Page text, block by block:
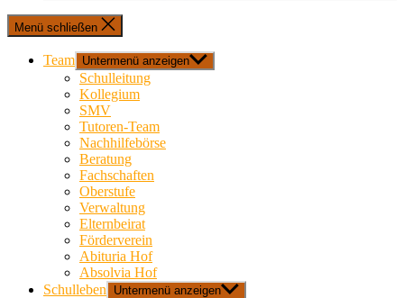
Menü schließen
Team Untermenü anzeigen
Schulleitung
Kollegium
SMV
Tutoren-Team
Nachhilfebörse
Beratung
Fachschaften
Oberstufe
Verwaltung
Elternbeirat
Förderverein
Abituria Hof
Absolvia Hof
Schulleben
Untermenü anzeigen